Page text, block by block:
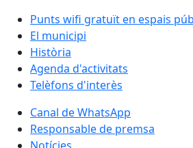
Punts wifi gratuït en espais
El municipi
Història
Agenda d'activitats
Telèfons d'interès
Canal de WhatsApp
Responsable de premsa